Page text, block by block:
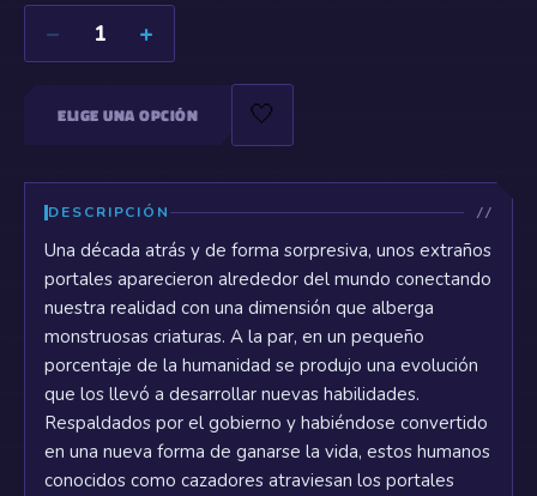
− 1 +
ELIGE UNA OPCIÓN 🤍
DESCRIPCIÓN
Una década atrás y de forma sorpresiva, unos extraños
portales aparecieron alrededor del mundo conectando
nuestra realidad con una dimensión que alberga
monstruosas criaturas. A la par, en un pequeño
porcentaje de la humanidad se produjo una evolución
que los llevó a desarrollar nuevas habilidades.
Respaldados por el gobierno y habiéndose convertido
en una nueva forma de ganarse la vida, estos humanos
conocidos como cazadores atraviesan los portales